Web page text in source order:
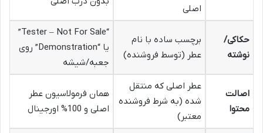
اصلی
حکاکی/
نوشته
برچسب ساده با نام
عطر (توسط فروشنده)
“Tester – Not For Sale”
یا “Demonstration” روی
جعبه/شیشه
اصالت
محتوا
عطر اصلی که منتقل
شده (به شرط فروشنده
معتبر)
همان فرمولاسیون عطر
اصلی و 100% اورجینال